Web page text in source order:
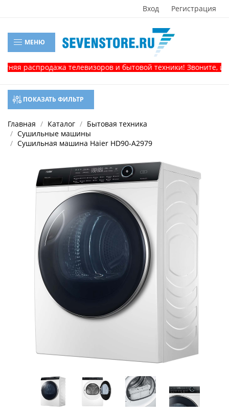
Вход Регистрация
МЕНЮ
телевизоров и бытовой техники! Звоните, и
ПОКАЗАТЬ ФИЛЬТР
Главная Каталог
Бытовая техника
Сушильные машины
Сушильная машина Haier HD90-A2979